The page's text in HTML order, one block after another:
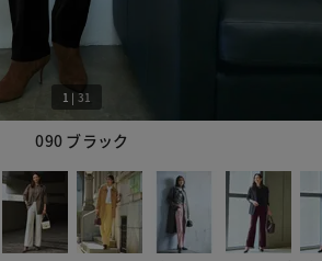
090 ブラック
1 | 31
31